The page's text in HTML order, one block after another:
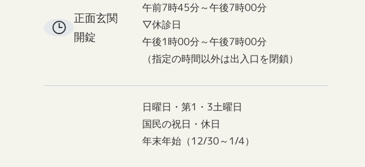
正面玄関
開錠
午前7時45分～午後7時00分
▽休診日
午後1時00分～午後7時00分
（指定の時間以外は出入口を閉鎖）
日曜日・第1・3土曜日
国民の祝日・休日
年末年始（12/30～1/4）